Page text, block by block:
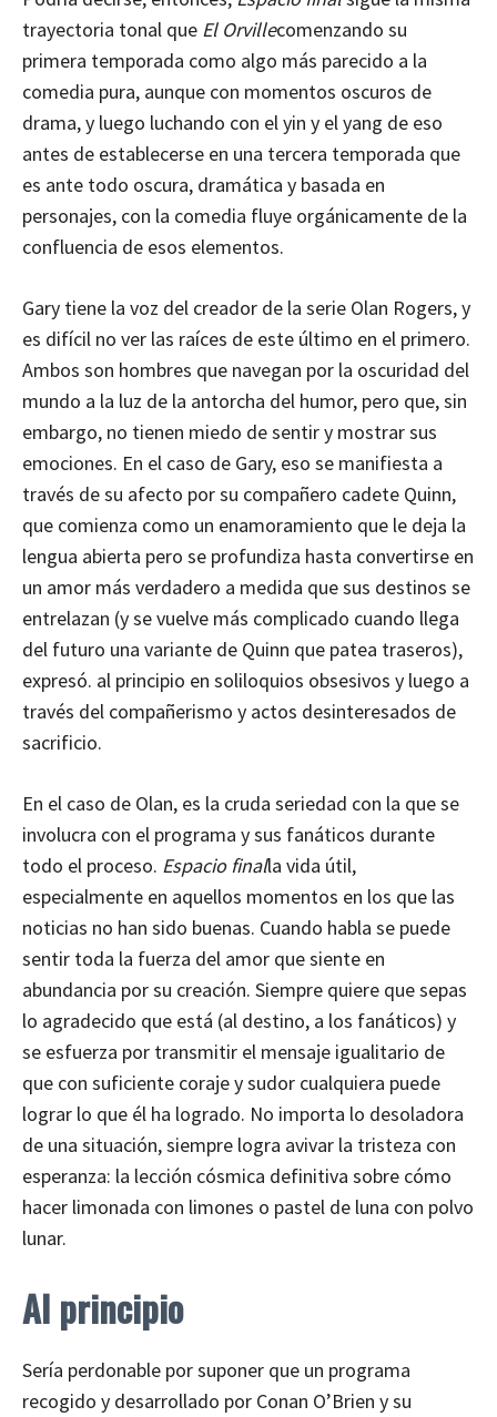
trayectoria tonal que El Orvillecomenzando su
primera temporada como algo más parecido a la
comedia pura, aunque con momentos oscuros de
drama, y ​​luego luchando con el yin y el yang de eso
antes de establecerse en una tercera temporada que
es ante todo oscura, dramática y basada en
personajes, con la comedia fluye orgánicamente de la
confluencia de esos elementos.
Gary tiene la voz del creador de la serie Olan Rogers, y
es difícil no ver las raíces de este último en el primero.
Ambos son hombres que navegan por la oscuridad del
mundo a la luz de la antorcha del humor, pero que, sin
embargo, no tienen miedo de sentir y mostrar sus
emociones. En el caso de Gary, eso se manifiesta a
través de su afecto por su compañero cadete Quinn,
que comienza como un enamoramiento que le deja la
lengua abierta pero se profundiza hasta convertirse en
un amor más verdadero a medida que sus destinos se
entrelazan (y se vuelve más complicado cuando llega
del futuro una variante de Quinn que patea traseros),
expresó. al principio en soliloquios obsesivos y luego a
través del compañerismo y actos desinteresados ​​de
sacrificio.
En el caso de Olan, es la cruda seriedad con la que se
involucra con el programa y sus fanáticos durante
todo el proceso. Espacio finalla vida útil,
especialmente en aquellos momentos en los que las
noticias no han sido buenas. Cuando habla se puede
sentir toda la fuerza del amor que siente en
abundancia por su creación. Siempre quiere que sepas
lo agradecido que está (al destino, a los fanáticos) y
se esfuerza por transmitir el mensaje igualitario de
que con suficiente coraje y sudor cualquiera puede
lograr lo que él ha logrado. No importa lo desoladora
de una situación, siempre logra avivar la tristeza con
esperanza: la lección cósmica definitiva sobre cómo
hacer limonada con limones o pastel de luna con polvo
lunar.
Al principio
Sería perdonable por suponer que un programa
recogido y desarrollado por Conan O’Brien y su